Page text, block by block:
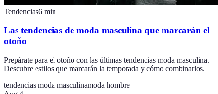
Tendencias6 min
Las tendencias de moda masculina que marcarán el
otoño
Prepárate para el otoño con las últimas tendencias moda masculina.
Descubre estilos que marcarán la temporada y cómo combinarlos.
tendencias moda masculinamoda hombre